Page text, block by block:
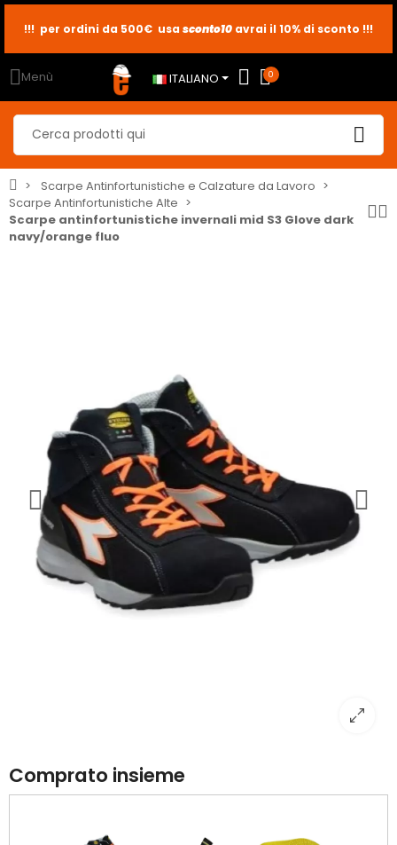
sconto2
sconto5
!!! per ordini da 500€ usa sconto10 avrai il 10% di sconto !!!
Menù ITALIANO 0
Scarpe Antinfortunistiche e Calzature da Lavoro
Scarpe Antinfortunistiche Alte
Scarpe antinfortunistiche invernali mid S3 Glove dark
navy/orange fluo
Comprato insieme